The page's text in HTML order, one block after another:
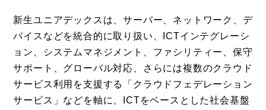
新生ユニアデックスは、サーバー、ネットワーク、デ
バイスなどを統合的に取り扱い、ICTインテグレーシ
ョン、システムマネジメント、ファシリティー、保守
サポート、グローバル対応、さらには複数のクラウド
サービス利用を支援する「クラウドフェデレーション
サービス」などを軸に、ICTをベースとした社会基盤